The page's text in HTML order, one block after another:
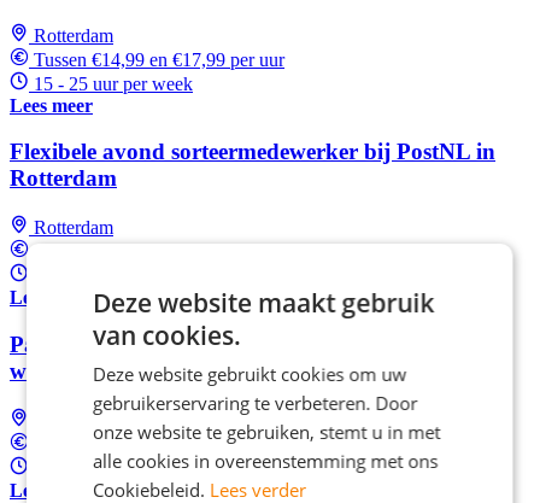
Rotterdam
Tussen €14,99 en €17,99 per uur
15 - 25 uur per week
Lees meer
Flexibele avond sorteermedewerker bij PostNL in
Rotterdam
Rotterdam
Lees meer
Parttime Online Marketeer Vastgoed met flexibele
werktijden in Rotterdam
Rotterdam
Tussen €17,24 en €22,99 per uur
16 uur per week
Lees meer
Deze website maakt gebruik
van cookies.
Deze website gebruikt cookies om uw
gebruikerservaring te verbeteren. Door
onze website te gebruiken, stemt u in met
alle cookies in overeenstemming met ons
Cookiebeleid. Lees verder